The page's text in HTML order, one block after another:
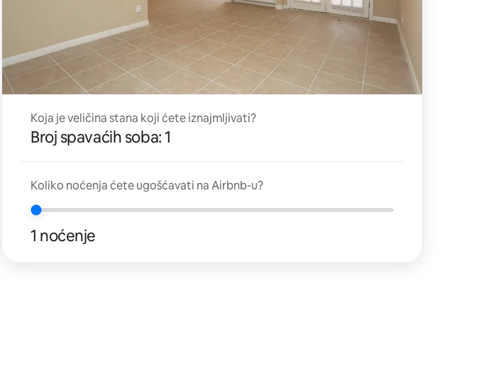
Koja je veličina stana koji ćete iznajmljivati?
Broj spavaćih soba: 1
Koliko noćenja ćete ugošćavati na Airbnb-u?
1 noćenje